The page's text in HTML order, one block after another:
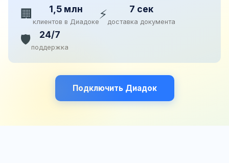
🏢 1,5 млн
клиентов в Диадоке⚡ 7 сек
доставка документа
🛡️ 24/7
поддержка
Подключить Диадок